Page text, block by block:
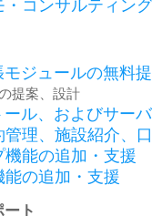
・コンサルティン
ジュールの無料
提案、設計
ル、およびサー
理、施設紹介、
能の追加・支援
の追加・支援
ト